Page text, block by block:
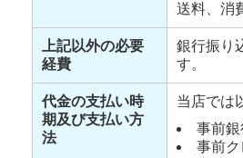
送料、消
上記以外の必要
経費
銀行振り
す。
代金の支払い時
期及び支払い方
法
当店では
事前
事前